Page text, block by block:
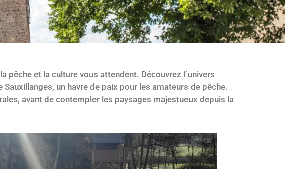
pêche et la culture vous attendent. Découvrez l’univers
un havre de paix pour les amateurs de pêche.
avant de contempler les paysages majestueux depuis la